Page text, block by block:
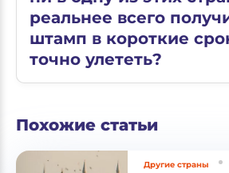
реальнее всего
штамп в короткие
точно улететь?
Похожие статьи
Другие страны